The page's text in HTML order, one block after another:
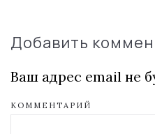
Добавить
Ваш адрес email не
КОММЕНТАРИЙ